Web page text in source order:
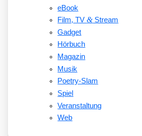
eBook
Film, TV&Stream
Gadget
Hörbuch
Magazin
Musik
Poetry-Slam
Spiel
Veranstaltung
Web